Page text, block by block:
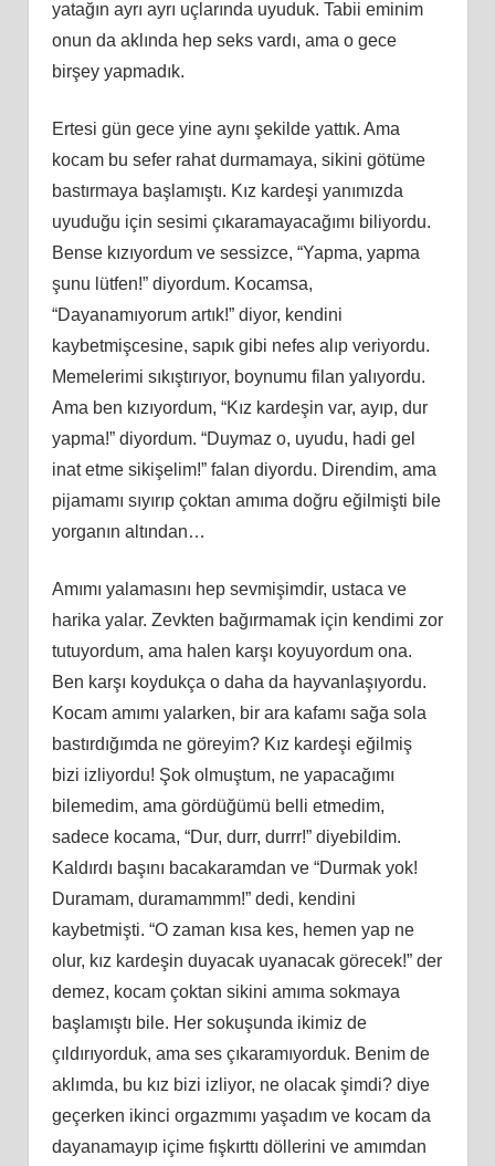
yatağın ayrı ayrı uçlarında uyuduk. Tabii eminim
onun da aklında hep seks vardı, ama o gece
birşey yapmadık.
Ertesi gün gece yine aynı şekilde yattık. Ama
kocam bu sefer rahat durmamaya, sikini götüme
bastırmaya başlamıştı. Kız kardeşi yanımızda
uyuduğu için sesimi çıkaramayacağımı biliyordu.
Bense kızıyordum ve sessizce, “Yapma, yapma
şunu lütfen!” diyordum. Kocamsa,
“Dayanamıyorum artık!” diyor, kendini
kaybetmişcesine, sapık gibi nefes alıp veriyordu.
Memelerimi sıkıştırıyor, boynumu filan yalıyordu.
Ama ben kızıyordum, “Kız kardeşin var, ayıp, dur
yapma!” diyordum. “Duymaz o, uyudu, hadi gel
inat etme sikişelim!” falan diyordu. Direndim, ama
pijamamı sıyırıp çoktan amıma doğru eğilmişti bile
yorganın altından…
Amımı yalamasını hep sevmişimdir, ustaca ve
harika yalar. Zevkten bağırmamak için kendimi zor
tutuyordum, ama halen karşı koyuyordum ona.
Ben karşı koydukça o daha da hayvanlaşıyordu.
Kocam amımı yalarken, bir ara kafamı sağa sola
bastırdığımda ne göreyim? Kız kardeşi eğilmiş
bizi izliyordu! Şokolmuştum, ne yapacağımı
bilemedim, ama gördüğümü belli etmedim,
sadece kocama, “Dur, durr, durrr!” diyebildim.
Kaldırdı başını bacakaramdan ve “Durmak yok!
Duramam, duramammm!” dedi, kendini
kaybetmişti. “O zaman kısa kes, hemen yap ne
olur, kız kardeşin duyacak uyanacak görecek!” der
demez, kocam çoktan sikini amıma sokmaya
başlamıştı bile. Her sokuşunda ikimiz de
çıldırıyorduk, ama ses çıkaramıyorduk. Benim de
aklımda, bu kız bizi izliyor, ne olacak şimdi? diye
geçerken ikinci orgazmımı yaşadım ve kocam da
dayanamayıp içime fışkırttı döllerini ve amımdan